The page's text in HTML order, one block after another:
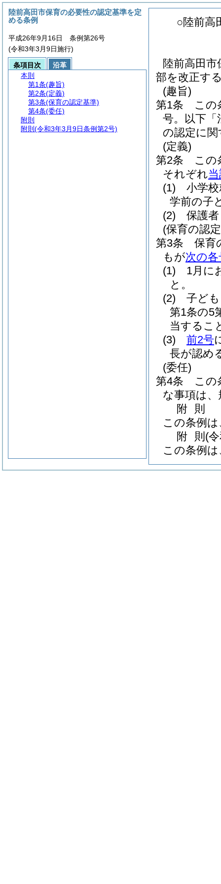
○陸前高
陸前高田
部を改正す
(趣旨)
第1条
この
号。以下「
の認定に
(定義)
第2条
この
それぞれ
(1)
小学
学前の子
(2)
保護
(保育の認
第3条
保育
もが次の各
(1)
1月に
と。
(2)
子ど
第1条の5
当するこ
(3)
前2号
長が認め
(委任)
第4条
この
な事項は
附 則
この条例
附 則 (
この条例
陸前高田市保育の必要性の認定基準を定
める条例
平成26年9月16日 条例第26号
(令和3年3月9日施行)
条項目次
沿革
本則
第1条(趣旨)
第2条(定義)
第3条(保育の認定基準)
第4条(委任)
附則
附則 (令和3年3月9日条例第2号)